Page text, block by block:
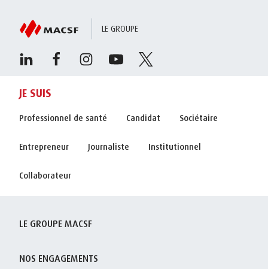
LE GROUPE
JE SUIS
Professionnel de santé Candidat Sociétaire
Entrepreneur Journaliste Institutionnel
Collaborateur
LE GROUPE MACSF
NOS ENGAGEMENTS